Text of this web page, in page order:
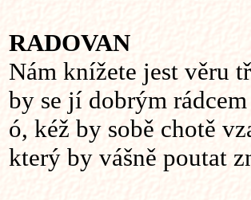
RADOVAN
Nám knížete jest věru
by se jí dobrým
ó, kéž by sobě chotě
který by vášně poutat